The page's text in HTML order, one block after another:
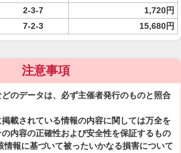
2-3-7
1,720円
7-2-3 15,680円
注意事項
のデータは、必ず主催者発行のものと照合
載されている情報の内容に関しては万全を
内容の正確性および安全性を保証するもの
情報に基づいて被ったいかなる損害について